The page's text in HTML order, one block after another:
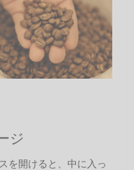
ジ
を開けると、中に入っ